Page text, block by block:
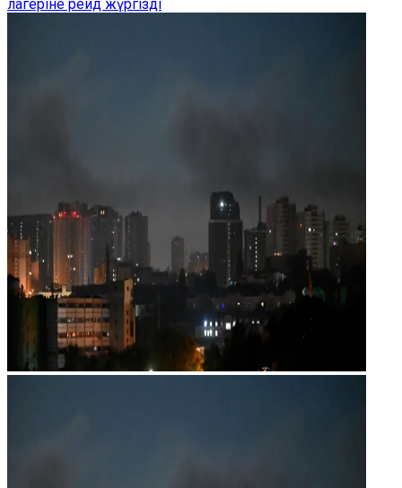
лагеріне рейд жүргізді